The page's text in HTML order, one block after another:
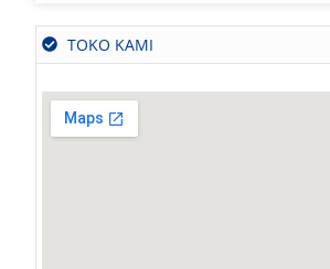
TOKO KAMI